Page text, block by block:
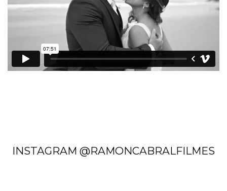
INSTAGRAM @RAMONCABRALFILMES